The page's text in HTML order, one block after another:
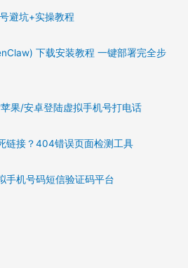
避坑+实操教程
下载安装教程 一键部署完全步
果/安卓登陆虚拟手机号打电话
链接？404错误页面检测工具
手机号码短信验证码平台